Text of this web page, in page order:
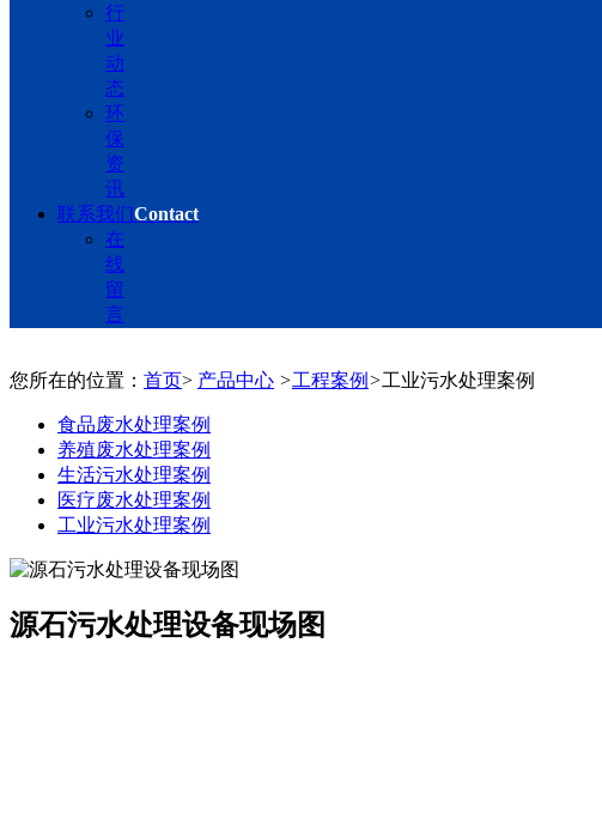
行
业
动
态
环
保
资
讯
联系我们Contact
在
线
留
言
您所在的位置： 首页> 产品中心 >工程案例 >工业污水处理案例
食品废水处理案例
养殖废水处理案例
生活污水处理案例
医疗废水处理案例
工业污水处理案例
源石污水处理设备现场图